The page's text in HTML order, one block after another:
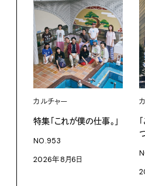
カルチャー
特集「これが僕の仕事。」
NO.953
2026年8月6日